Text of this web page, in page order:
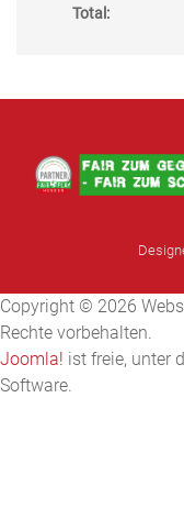
Total:
Copyright © 2026
Rechte vorbehalten.
Joomla! ist freie, unter
Software.